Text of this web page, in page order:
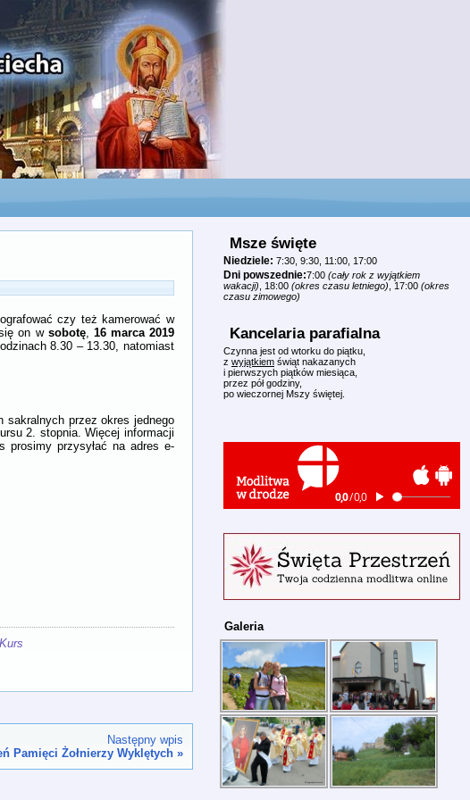
czy też kamerować w
on w sobotę, 16 marca 2019
8.30 – 13.30, natomiast
sakralnych przez okres jednego
2. stopnia. Więcej informacji
prosimy przysyłać na adres e-
Kurs
Następny wpis
Pamięci Żołnierzy Wyklętych »
Msze święte
Niedziele: 7:30, 9:30, 11:00, 17:00
Dni powszednie:7:00 (cały rok z wyjątkiem
wakacji) , 18:00 (okres czasu letniego) , 17:00 (okres
czasu zimowego)
Kancelaria parafialna
Czynna jest od wtorku do piątku,
z wyjątkiem świąt nakazanych
i pierwszych piątków miesiąca,
przez pół godziny,
po wieczornej Mszy świętej.
Galeria